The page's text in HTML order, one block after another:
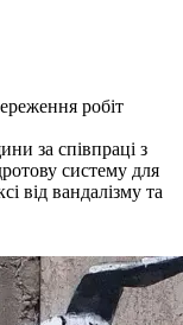
робіт
за співпраці з
систему для
від вандалізму та